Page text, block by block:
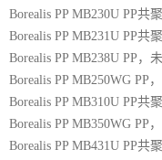
Borealis PP MB230U PP共
Borealis PP MB231U PP共
Borealis PP MB238U PP ，未
Borealis PP MB250WG PP
Borealis PP MB310U PP共
Borealis PP MB350WG PP
Borealis PP MB431U PP共